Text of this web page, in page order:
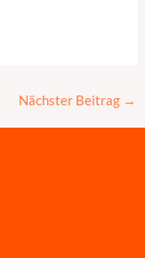
Nächster Beitrag →